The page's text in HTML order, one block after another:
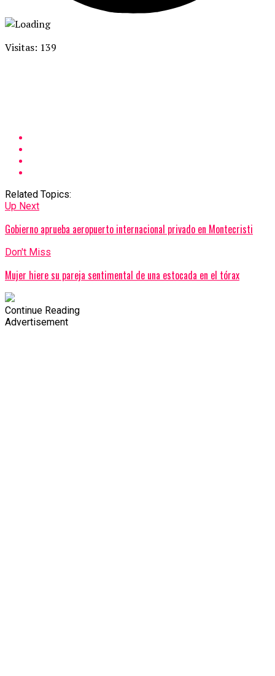
Visitas: 139
Related Topics:
Up Next
Gobierno aprueba aeropuerto internacional privado en Montecristi
Don't Miss
Mujer hiere su pareja sentimental de una estocada en el tórax
Continue Reading
Advertisement